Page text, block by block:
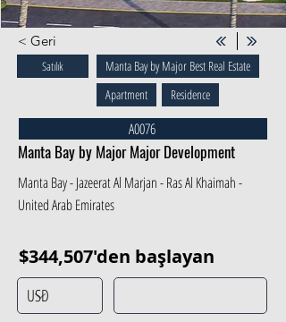
< Geri
Satılık
Manta Bay by Major Best Real Estate
Apartment
Residence
A0076
Manta Bay by Major Major Development
Manta Bay - Jazeerat Al Marjan - Ras Al Khaimah -
United Arab Emirates
$344,507'den başlayan